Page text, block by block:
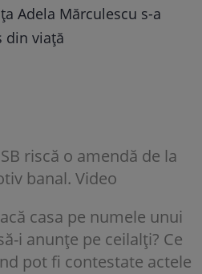
Adela Mărculescu s-a
din viață
riscă o amendă de la
banal. Video
casa pe numele unui
i anunțe pe ceilalți? Ce
pot fi contestate actele